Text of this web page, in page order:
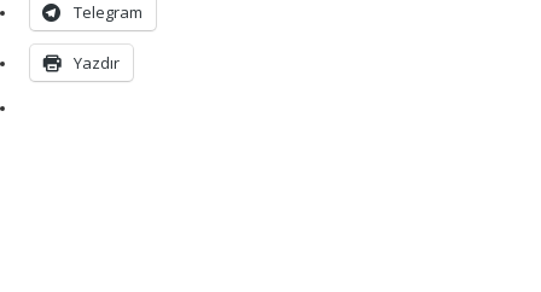
Telegram
Yazdır